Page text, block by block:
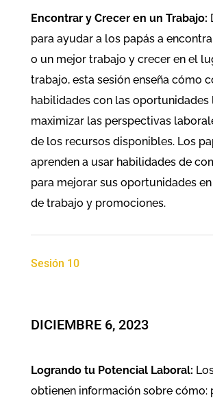
Encontrar y Crecer en un Trabajo:
para ayudar a los papás a
o un mejor trabajo y crecer en el
trabajo, esta sesión enseña cómo
habilidades con las oportunidades
maximizar las perspectivas
de los recursos disponibles. Los
aprenden a usar habilidades de
para mejorar sus oportunidades
de trabajo y promociones.
Sesión 10
DICIEMBRE 6, 2023
Logrando tu Potencial Laboral:
obtienen información sobre cómo: